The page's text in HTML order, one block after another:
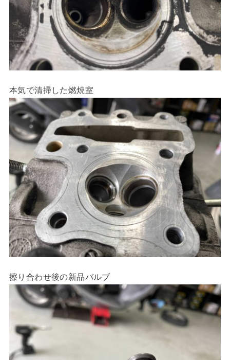
本気で清掃した燃焼室
擦り合わせ後の新品バルブ